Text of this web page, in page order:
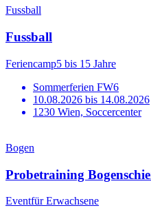
Fussball
Fussball
Feriencamp5 bis 15 Jahre
Sommerferien FW6
10.08.2026 bis 14.08.2026
1230 Wien, Soccercenter
Bogen
Probetraining
Eventfür Erwachsene